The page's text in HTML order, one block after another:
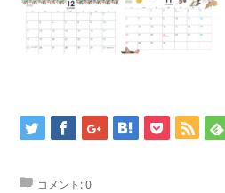
コメント:0